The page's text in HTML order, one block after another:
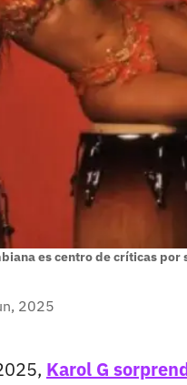
es centro de críticas por
2025
Karol G